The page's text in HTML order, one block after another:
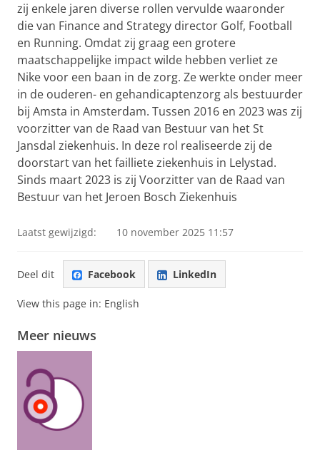
zij enkele jaren diverse rollen vervulde waaronder
die van Finance and Strategy director Golf, Football
en Running. Omdat zij graag een grotere
maatschappelijke impact wilde hebben verliet ze
Nike voor een baan in de zorg. Ze werkte onder meer
in de ouderen- en gehandicaptenzorg als bestuurder
bij Amsta in Amsterdam. Tussen 2016 en 2023 was zij
voorzitter van de Raad van Bestuur van het St
Jansdal ziekenhuis. In deze rol realiseerde zij de
doorstart van het failliete ziekenhuis in Lelystad.
Sinds maart 2023 is zij Voorzitter van de Raad van
Bestuur van het Jeroen Bosch Ziekenhuis
Laatst gewijzigd: 10 november 2025 11:57
Deel dit Facebook LinkedIn
View this page in: English
Meer nieuws